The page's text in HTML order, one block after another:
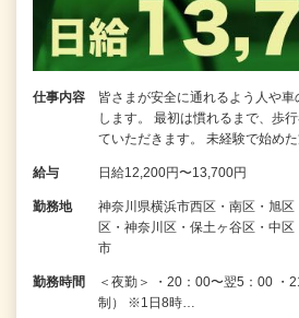
仕事内容
皆さまが安全に通れるよう人や
します。 最初は慣れるまで、歩
ていただきます。 未経験で始め
給与 日給12,200円〜13,700円
勤務地
神奈川県横浜市西区・南区・旭
区・神奈川区・保土ヶ谷区・中
市
勤務時間
＜夜勤＞ ・20：00〜翌5：00 ・
制） ※1日8時…